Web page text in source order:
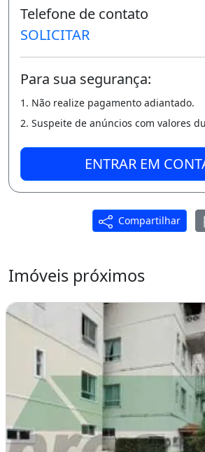
Telefone de contato
SOLICITAR
Para sua segurança:
1. Não realize pagamento adiantado.
2. Suspeite de anúncios com valores
ENTRAR EM
Compartilhar
Imóveis próximos